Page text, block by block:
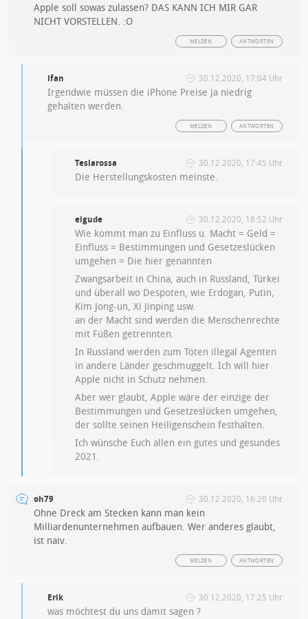
Apple soll sowas zulassen? DAS KANN ICH MIR GAR
NICHT VORSTELLEN. :O
ANTWORTEN
MELDEN
ifan 30.12.2020, 17:04 Uhr
Irgendwie müssen die iPhone Preise ja niedrig
gehalten werden.
ANTWORTEN
MELDEN
Teslarossa 30.12.2020, 17:45 Uhr
Die Herstellungskosten meinste.
eigude 30.12.2020, 18:52 Uhr
Wie kommt man zu Einfluss u. Macht = Geld =
Einfluss = Bestimmungen und Gesetzeslücken
umgehen = Die hier genannten
Zwangsarbeit in China, auch in Russland, Türkei
und überall wo Despoten, wie Erdogan, Putin,
Kim Jong-un, Xi Jinping usw.
an der Macht sind werden die Menschenrechte
mit Füßen getrennten.
In Russland werden zum Töten illegal Agenten
in andere Länder geschmuggelt. Ich will hier
Apple nicht in Schutz nehmen.
Aber wer glaubt, Apple wäre der einzige der
Bestimmungen und Gesetzeslücken umgehen,
der sollte seinen Heiligenschein festhalten.
Ich wünsche Euch allen ein gutes und gesundes
2021.
oh79 30.12.2020, 16:20 Uhr
Ohne Dreck am Stecken kann man kein
Milliardenunternehmen aufbauen. Wer anderes glaubt,
ist naiv.
ANTWORTEN
MELDEN
Erik 30.12.2020, 17:25 Uhr
was möchtest du uns damit sagen ?